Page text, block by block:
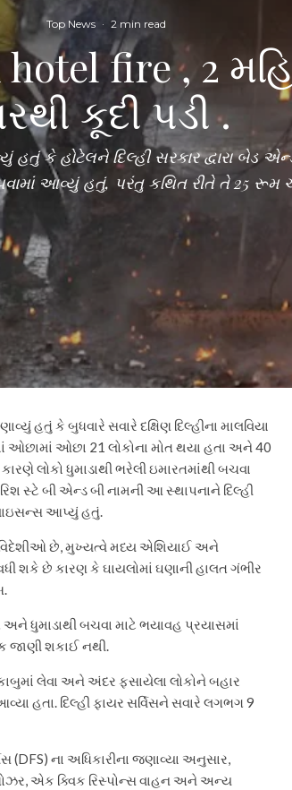
Top News · 2 min read
hotel fire , 2
કૂદી પડી .
હતું કે હોટેલને દિલ્હી સરકાર દ્વારા બેડ
આવ્યું હતું, પરંતુ કથિત રીતે તે 25 રૂમ
હતું કે બુધવારે સવારે દક્ષિણ દિલ્હીના માલવિયા
ઓછા 21 લોકોના મોત થયા હતા અને 40
લોકો ધુમાડાથી ભરેલી ઇમારતમાંથી બચવા
સ્ટે બી એન્ડ બી નામની આ સ્થાપનાને દિલ્હી
આપ્યું હતું.
છે, મુખ્યત્વે મધ્ય એશિયાઈ અને
શકે છે કારણ કે ઘાયલોમાં ઘણાની હાલત ગંભીર
ધુમાડાથી બચવા માટે ભયાવહ પ્રયાસમાં
જાણી શકાઈ નથી.
લેવા અને અંદર ફસાયેલા લોકોને બહાર
હતા. દિલ્હી ફાયર સર્વિસને સવારે લગભગ 9
(DFS) ના અધિકારીના જણાવ્યા અનુસાર,
બોઝર, એક ક્વિક રિસ્પોન્સ વાહન અને અન્ય